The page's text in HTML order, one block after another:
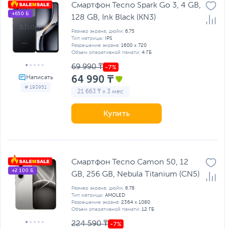
# 193951
+650 Б
Смартфон Tecno Spark Go 3, 4 GB,
128 GB, Ink Black (KN3)
Размер экрана, дюйм: 6.75
Тип матрицы:
IPS
Разрешение экрана: 1600 x 720
Объем оперативной памяти: 4 ГБ
69 990 ₸
64 990 ₸
21 663 ₸ x 3 мес
Купить
+2 100 Б
Смартфон Tecno Camon 50, 12
GB, 256 GB, Nebula Titanium (CN5)
Размер экрана, дюйм: 6.78
Тип матрицы: AMOLED
Разрешение экрана: 2364 x 1080
Объем оперативной памяти: 12 ГБ
224 590 ₸